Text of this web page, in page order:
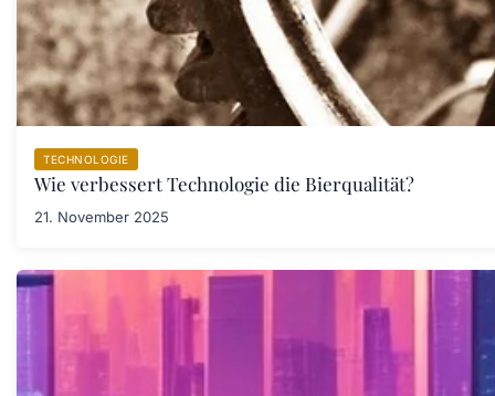
TECHNOLOGIE
Wie verbessert Technologie die Bierqualität?
21. November 2025